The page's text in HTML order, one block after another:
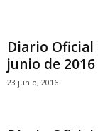
Diario Oficial
junio de 2016
23 junio, 2016